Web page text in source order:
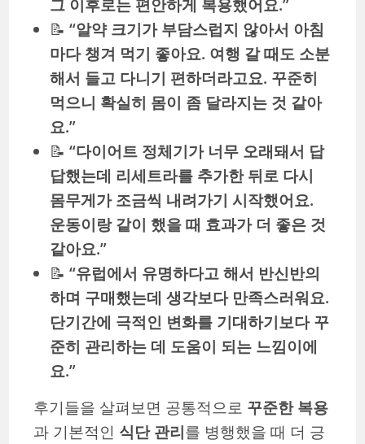
그 이후로는 편안하게 복용했어요.”
📝“알약 크기가 부담스럽지 않아서 아침
마다 챙겨 먹기 좋아요. 여행 갈 때도 소분
해서 들고 다니기 편하더라고요. 꾸준히
먹으니 확실히 몸이 좀 달라지는 것 같아
요.”
📝“다이어트 정체기가 너무 오래돼서 답
답했는데 리세트라를 추가한 뒤로 다시
몸무게가 조금씩 내려가기 시작했어요.
운동이랑 같이 했을 때 효과가 더 좋은 것
같아요.”
📝“유럽에서 유명하다고 해서 반신반의
하며 구매했는데 생각보다 만족스러워요.
단기간에 극적인 변화를 기대하기보다 꾸
준히 관리하는 데 도움이 되는 느낌이에
요.”
후기들을 살펴보면 공통적으로 꾸준한 복용
과 기본적인 식단 관리를 병행했을 때 더 긍